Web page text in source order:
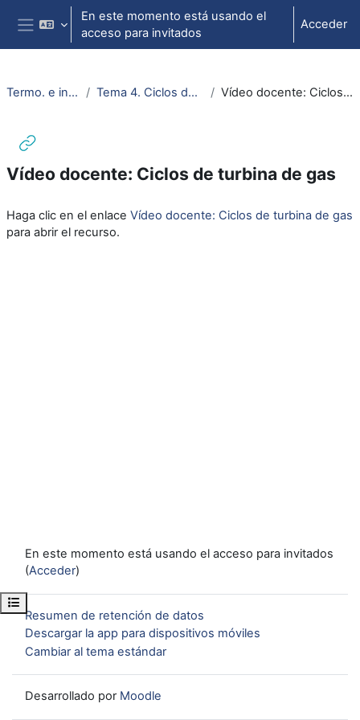
Salta al contenido principal
Panel lateral
En este momento está usando el
acceso para invitados
Acceder
Abrir índice del curso
Termo. e ing. Térmica Tema 4. Ciclos de turbina de gas Vídeo docente: Ciclos de turbina de gas
Vídeo docente: Ciclos de turbina de gas
Haga clic en el enlace Vídeo docente: Ciclos de turbina de gas
para abrir el recurso.
En este momento está usando el acceso para invitados
(Acceder)
Resumen de retención de datos
Descargar la app para dispositivos móviles
Cambiar al tema estándar
Desarrollado por Moodle